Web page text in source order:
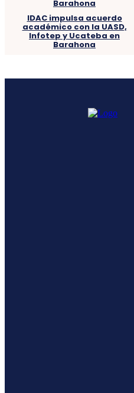
IDAC impulsa acuerdo
académico con la UASD,
Infotep y Ucateba en
Barahona